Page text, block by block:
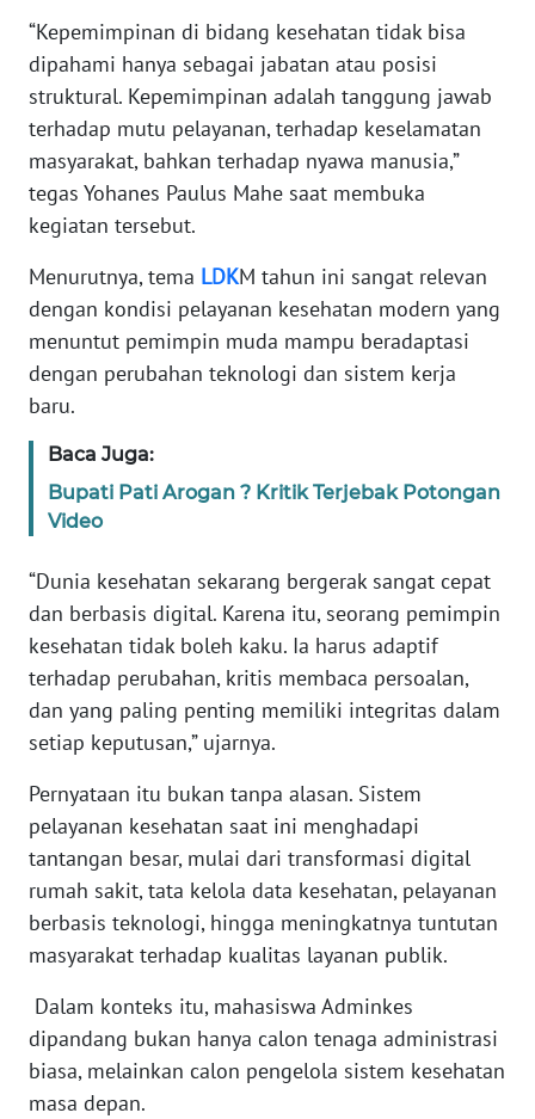
“Kepemimpinan di bidang kesehatan tidak bisa
dipahami hanya sebagai jabatan atau posisi
struktural. Kepemimpinan adalah tanggung jawab
terhadap mutu pelayanan, terhadap keselamatan
masyarakat, bahkan terhadap nyawa manusia,”
tegas Yohanes Paulus Mahe saat membuka
kegiatan tersebut.
Menurutnya, tema LDKM tahun ini sangat relevan
dengan kondisi pelayanan kesehatan modern yang
menuntut pemimpin muda mampu beradaptasi
dengan perubahan teknologi dan sistem kerja
baru.
Baca Juga:
Bupati Pati Arogan ? Kritik Terjebak Potongan
Video
“Dunia kesehatan sekarang bergerak sangat cepat
dan berbasis digital. Karena itu, seorang pemimpin
kesehatan tidak boleh kaku. Ia harus adaptif
terhadap perubahan, kritis membaca persoalan,
dan yang paling penting memiliki integritas dalam
setiap keputusan,” ujarnya.
Pernyataan itu bukan tanpa alasan. Sistem
pelayanan kesehatan saat ini menghadapi
tantangan besar, mulai dari transformasi digital
rumah sakit, tata kelola data kesehatan, pelayanan
berbasis teknologi, hingga meningkatnya tuntutan
masyarakat terhadap kualitas layanan publik.
Dalam konteks itu, mahasiswa Adminkes
dipandang bukan hanya calon tenaga administrasi
biasa, melainkan calon pengelola sistem kesehatan
masa depan.
BARAT
WN
RIAU
WN
SERAMBI
WN
JAMBI
WN
WN
NTB
SULTENG
WN
SULBAR
WN
BABEL
WN
SUMBAR
WN
SUMSEL
BENGKULU
WN
LAMPUNG